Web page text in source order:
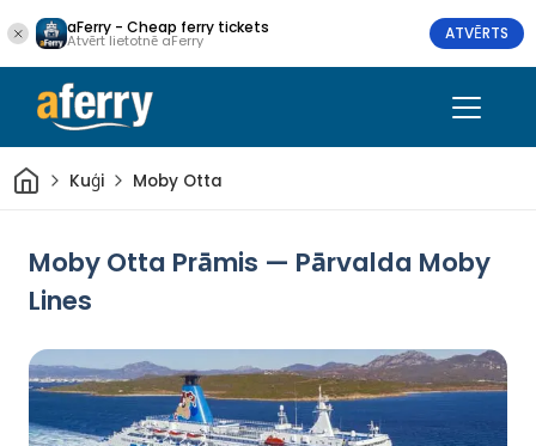
aFerry - Cheap ferry tickets
Atvērt lietotnē aFerry ATVĒRTS
Sākums
Kuģi Moby Otta
Moby Otta Prāmis — Pārvalda Moby
Lines